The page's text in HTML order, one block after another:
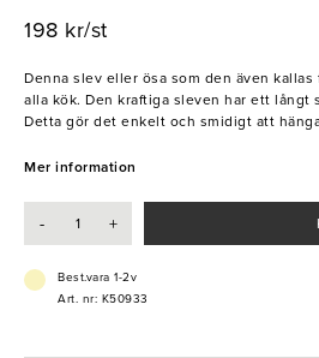
198 kr/st
Denna slev eller ösa som den även
alla kök. Den kraftiga sleven har ett långt
Detta gör det enkelt och smidigt att
Mer information
- +
Best.vara 1-2v
Art. nr: K50933